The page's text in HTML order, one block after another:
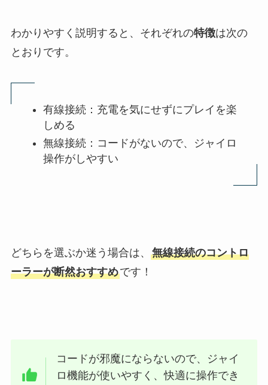
わかりやすく説明すると、それぞれの特徴は次の
とおりです。
有線接続：充電を気にせずにプレイを楽
しめる
無線接続：コードがないので、ジャイロ
操作がしやすい
どちらを選ぶか迷う場合は、 無線接続のコントロ
ーラーが断然おすすめです！
コードが邪魔にならないので、ジャイ
ロ機能が使いやすく、快適に操作でき